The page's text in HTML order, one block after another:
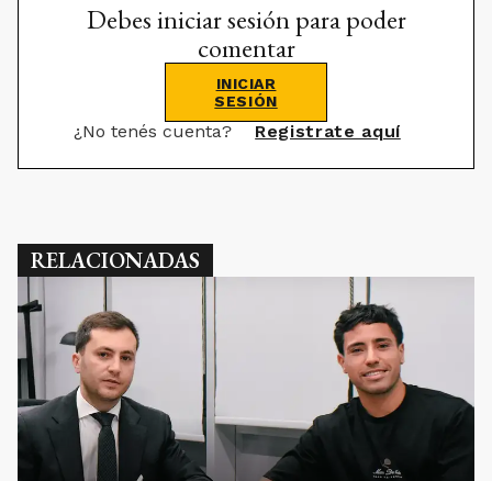
Debes iniciar sesión para poder
comentar
INICIAR
SESIÓN
¿No tenés cuenta? Registrate aquí
RELACIONADAS